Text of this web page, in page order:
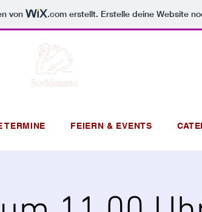
von .com erstellt. Erstelle deine Website
TERMINE FEIERN & EVENTS